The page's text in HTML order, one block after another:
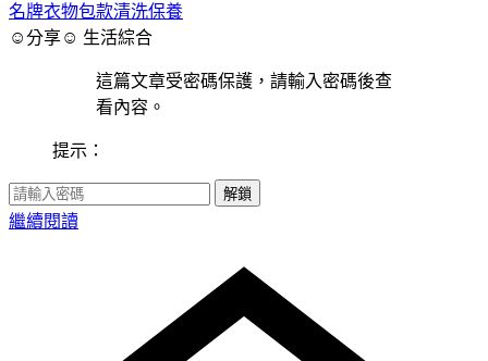
名牌衣物包款清洗保養
☺分享☺ 生活綜合
這篇文章受密碼保護，請輸入密碼後查
看內容。
提示：
解鎖
繼續閱讀